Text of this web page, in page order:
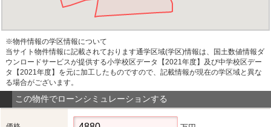
※物件情報の学区情報について
当サイト物件情報に記載されております通学区域(学区)情報は、国土数値情報ダ
ウンロードサービスが提供する小学校区データ【2021年度】及び中学校区デー
タ【2021年度】を元に加工したものですので、記載情報が現在の学区域と異な
る場合がございます。
この物件でローンシミュレーションする